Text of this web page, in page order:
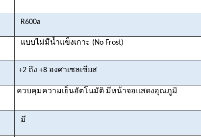
R600a
แบบไม่มีน้ำแข็งเกาะ (No Frost)
+2 ถึง +8 องศาเซลเซียส
ควบคุมความเย็นอัตโนมัติ มีหน้าจอแสดงอุณภูมิ
มี